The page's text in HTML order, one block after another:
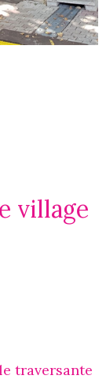
village
traversante